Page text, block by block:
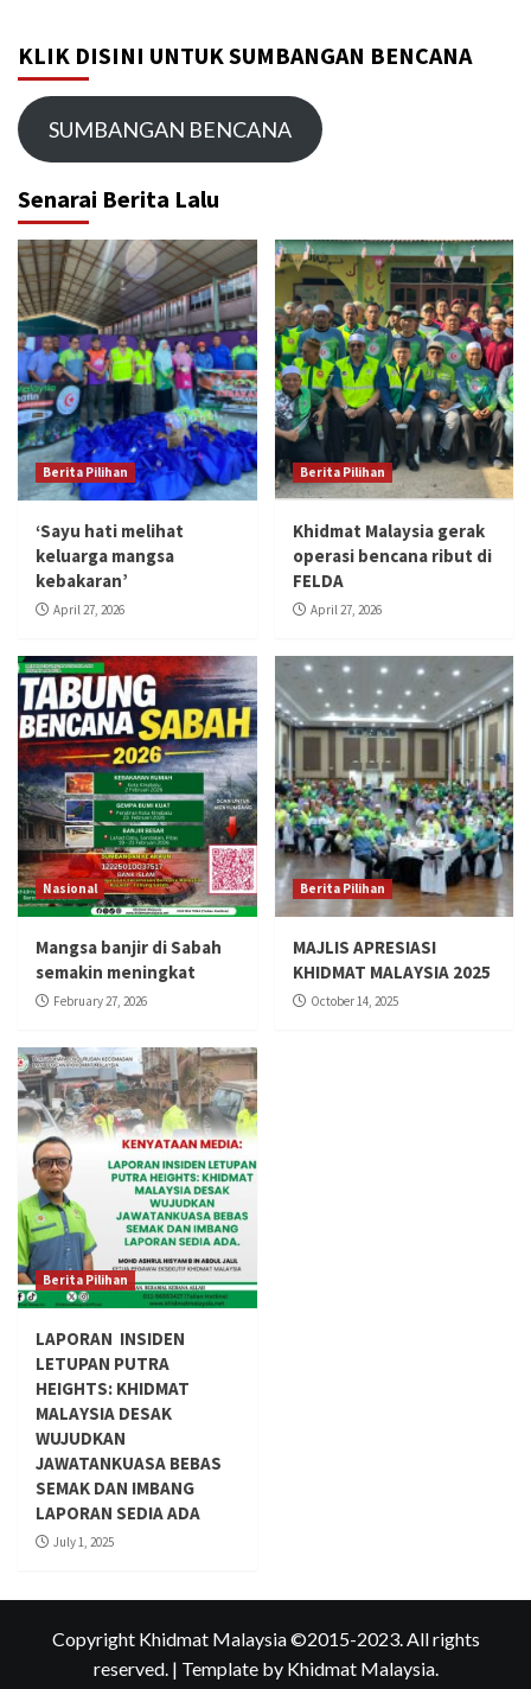
KLIK DISINI UNTUK SUMBANGAN BENCANA
SUMBANGAN BENCANA
Senarai Berita Lalu
Berita Pilihan
‘Sayu hati melihat
keluarga mangsa
kebakaran’
April 27, 2026
Berita Pilihan
Khidmat Malaysia gerak
operasi bencana ribut di
FELDA
April 27, 2026
Nasional
Mangsa banjir di Sabah
semakin meningkat
February 27, 2026
Berita Pilihan
MAJLIS APRESIASI
KHIDMAT MALAYSIA 2025
October 14, 2025
Berita Pilihan
LAPORAN INSIDEN
LETUPAN PUTRA
HEIGHTS: KHIDMAT
MALAYSIA DESAK
WUJUDKAN
JAWATANKUASA BEBAS
SEMAK DAN IMBANG
LAPORAN SEDIA ADA
July 1, 2025
Copyright Khidmat Malaysia ©2015-2023. All rights
reserved. | Templateby Khidmat Malaysia.